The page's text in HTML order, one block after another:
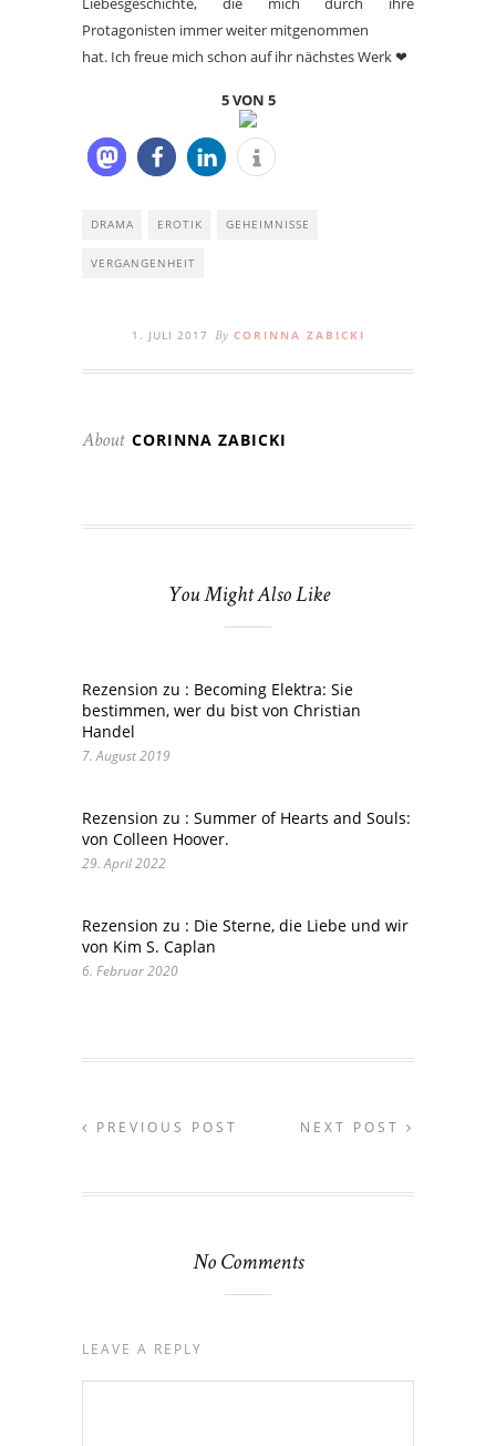
Protagonisten immer weiter mitgenommen
hat. Ich freue mich schon auf ihr nächstes Werk ❤
5 VON 5
DRAMA EROTIK GEHEIMNISSE
VERGANGENHEIT
1. JULI 2017 By CORINNA ZABICKI
About CORINNA ZABICKI
You Might Also Like
Rezension zu : Becoming Elektra: Sie
bestimmen, wer du bist von Christian
Handel
7. August 2019
Rezension zu : Summer of Hearts and Souls:
von Colleen Hoover.
29. April 2022
Rezension zu : Die Sterne, die Liebe und wir
von Kim S. Caplan
6. Februar 2020
PREVIOUS POST NEXT POST
No Comments
LEAVE A REPLY